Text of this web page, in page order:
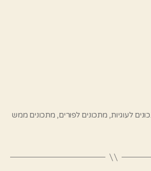
לעוגיות,מתכונים לפורים,מתכונים ממש